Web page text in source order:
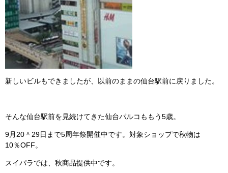
新しいビルもできましたが、以前のままの仙台駅前に戻りました。
そんな仙台駅前を見続けてきた仙台パルコももう5歳。
9月20＾29日まで5周年祭開催中です。対象ショップで秋物は
10％OFF。
スイパラでは、秋商品提供中です。